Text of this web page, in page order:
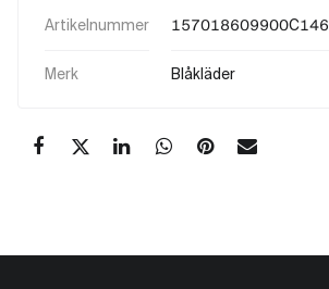
Artikelnummer 157018609900C146
Merk Blåkläder